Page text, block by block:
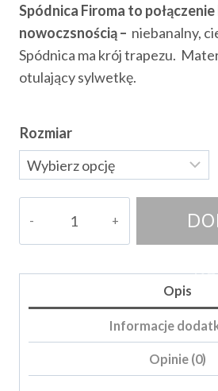
wynosiła:
199.00 zł.
Spódnica Firoma to
nowoczsnością – niebanalny,
Spódnica ma krój trapezu.
otulający sylwetkę.
Rozmiar
Spódnica
II
Opis
Informacje
Opinie (0)